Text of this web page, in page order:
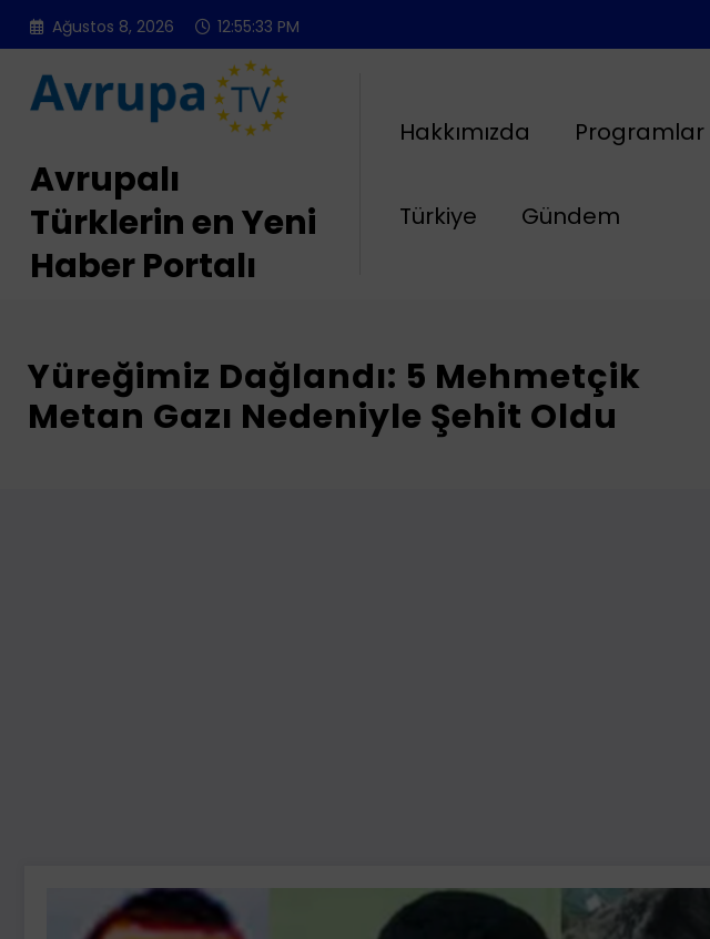
İçeriğe
atla
Ağustos 8, 2026 12:55:35 PM
Avrupalı
Türklerin en Yeni
Haber Portalı
Hakkımızda Programlar
Türkiye Gündem
Yüreğimiz Dağlandı: 5 Mehmetçik
Metan Gazı Nedeniyle Şehit Oldu